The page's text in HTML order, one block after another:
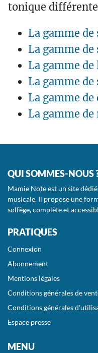
tonique
La gamme
La gamme
La gamme
La gamme
La gamme de
La gamme
QUI SOMMES-NOUS
Mamie Note est un site
musicale. Il propose une
solfège, complète et
PRATIQUES
Connexion
Abonnement
Mentions légales
Conditions générales de
Conditions générales
Espace presse
MENU